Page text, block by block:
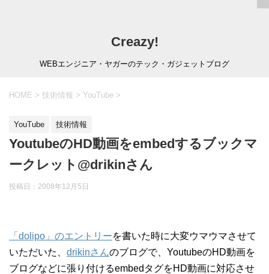
Creazy!
WEBエンジニア・ヤガーのテック・ガジェットブログ
HOME > 技術情報 > YouTube >
YouTube 技術情報
YoutubeのHD動画をembedするブックマ
ークレット@drikinさん
投稿日： 2008年12月5日
「dolipo」のエントリーを書いた時に大変ウマウマさせて
いただいた、 drikinさんのブログで、YoutubeのHD動画を
ブログなどに張り付けるembedタグをHD動画に対応させ